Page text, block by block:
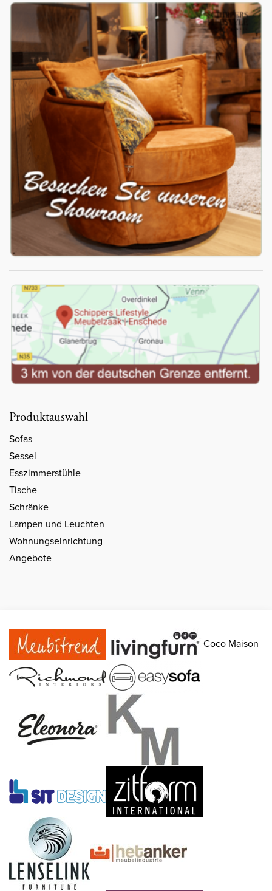
Produktauswahl
Sofas
Sessel
Esszimmerstühle
Tische
Schränke
Lampen und Leuchten
Wohnungseinrichtung
Angebote
Coco Maison